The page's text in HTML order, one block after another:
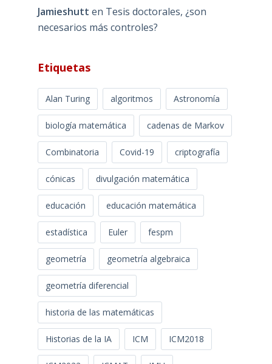
Jamieshutt en Tesis doctorales, ¿son
necesarios más controles?
Etiquetas
Alan Turing algoritmos Astronomía
biología matemática cadenas de Markov
Combinatoria Covid-19 criptografía
cónicas divulgación matemática
educación educación matemática
estadística Euler fespm
geometría geometría algebraica
geometría diferencial
historia de las matemáticas
Historias de la IA ICM ICM2018